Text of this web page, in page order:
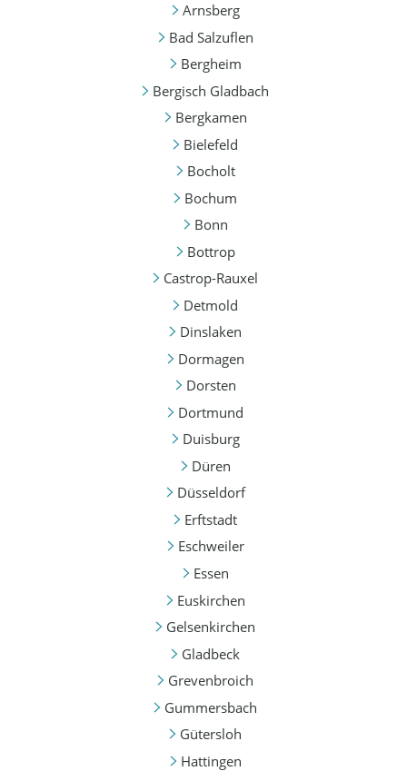
Arnsberg
Bad Salzuflen
Bergheim
Bergisch Gladbach
Bergkamen
Bielefeld
Bocholt
Bochum
Bonn
Bottrop
Castrop-Rauxel
Detmold
Dinslaken
Dormagen
Dorsten
Dortmund
Duisburg
Düren
Düsseldorf
Erftstadt
Eschweiler
Essen
Euskirchen
Gelsenkirchen
Gladbeck
Grevenbroich
Gummersbach
Gütersloh
Hattingen